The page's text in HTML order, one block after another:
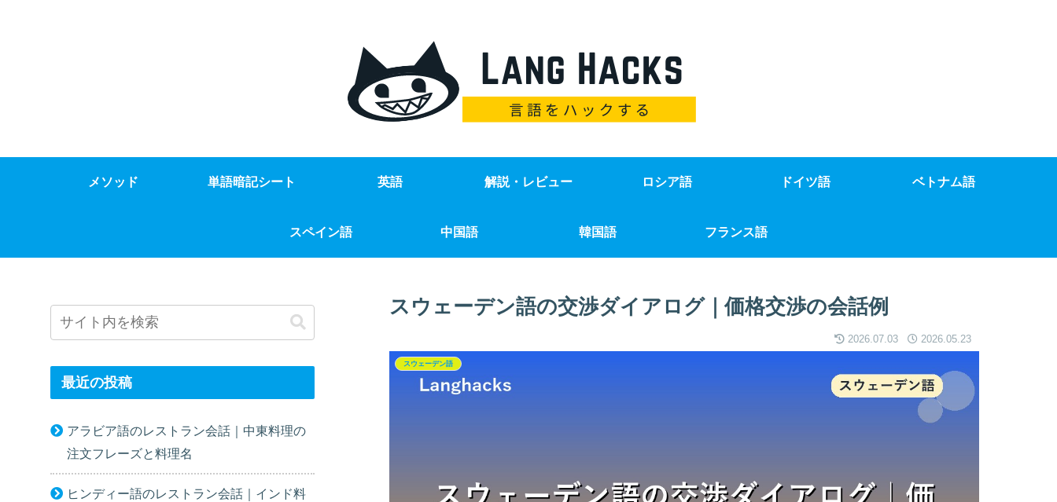
メソッド 単語暗記シート 英語 解説・レビュー ロシア語 ドイツ語 ベトナム語
スペイン語 中国語 韓国語 フランス語
スウェーデン語の交渉ダイアログ｜価格交渉の会話例
2026.07.03 2026.05.23
スウェーデン語
最近の投稿
アラビア語のレストラン会話｜中東料理の
注文フレーズと料理名
ヒンディー語のレストラン会話｜インド料